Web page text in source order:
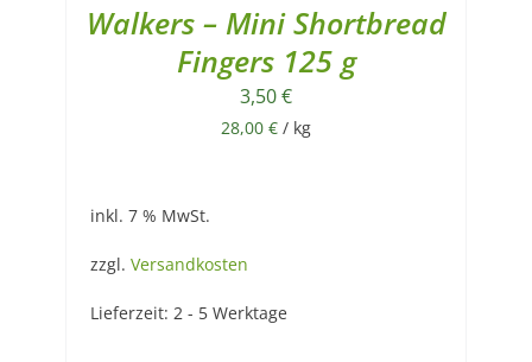
Walkers – Mini Shortbread
Fingers 125 g
3,50€
28,00 € / kg
inkl. 7 % MwSt.
zzgl. Versandkosten
Lieferzeit: 2 - 5 Werktage